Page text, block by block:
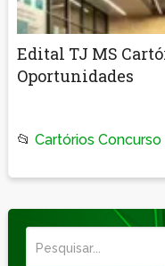
Edital TJ MS
Oportunidades
📂 Cartórios Concurso